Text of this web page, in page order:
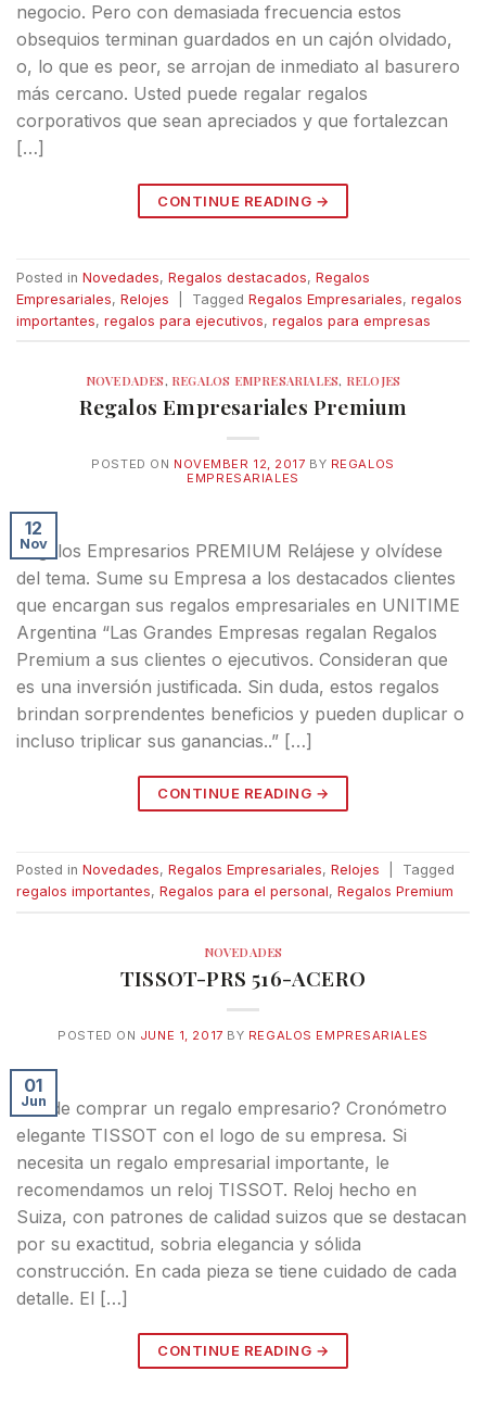
negocio. Pero con demasiada frecuencia estos
obsequios terminan guardados en un cajón olvidado,
o, lo que es peor, se arrojan de inmediato al basurero
más cercano. Usted puede regalar regalos
corporativos que sean apreciados y que fortalezcan
[…]
CONTINUE READING →
Posted in Novedades, Regalos destacados, Regalos
Empresariales, Relojes Tagged Regalos Empresariales, regalos
importantes, regalos para ejecutivos, regalos para empresas
NOVEDADES, REGALOS EMPRESARIALES, RELOJES
Regalos Empresariales Premium
POSTED ON NOVEMBER 12, 2017 BY REGALOS
EMPRESARIALES
12
Nov
Regalos Empresarios PREMIUM Relájese y olvídese
del tema. Sume su Empresa a los destacados clientes
que encargan sus regalos empresariales en UNITIME
Argentina “Las Grandes Empresas regalan Regalos
Premium a sus clientes o ejecutivos. Consideran que
es una inversión justificada. Sin duda, estos regalos
brindan sorprendentes beneficios y pueden duplicar o
incluso triplicar sus ganancias..” […]
CONTINUE READING →
Posted in Novedades, Regalos Empresariales, Relojes
Tagged
regalos importantes, Regalos para el personal, Regalos Premium
NOVEDADES
TISSOT-PRS 516-ACERO
POSTED ON JUNE 1, 2017 BY REGALOS EMPRESARIALES
01
Jun
Donde comprar un regalo empresario? Cronómetro
elegante TISSOT con el logo de su empresa. Si
necesita un regalo empresarial importante, le
recomendamos un reloj TISSOT. Reloj hecho en
Suiza, con patrones de calidad suizos que se destacan
por su exactitud, sobria elegancia y sólida
construcción. En cada pieza se tiene cuidado de cada
detalle. El […]
CONTINUE READING →